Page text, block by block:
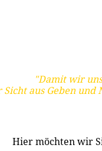
"Damit wir
Sicht aus Geben
Hier möchten wir